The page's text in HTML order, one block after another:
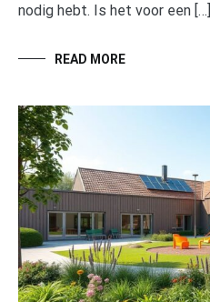
nodig hebt. Is het voor een […]
READ MORE